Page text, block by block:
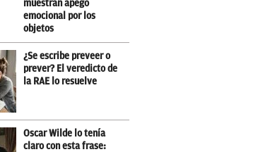
muestran apego
emocional por los
objetos
¿Se escribe preveer o
prever? El veredicto de
la RAE lo resuelve
Oscar Wilde lo tenía
claro con esta frase: